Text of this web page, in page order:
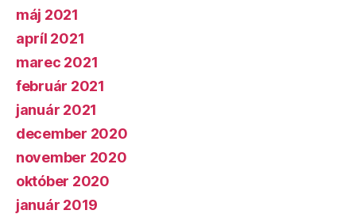
máj 2021
apríl 2021
marec 2021
február 2021
január 2021
december 2020
november 2020
október 2020
január 2019